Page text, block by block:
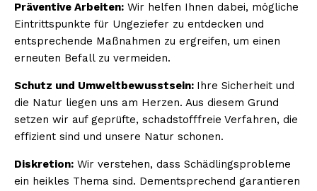
Präventive Arbeiten: Wir helfen Ihnen dabei, mögliche
Eintrittspunkte für Ungeziefer zu entdecken und
entsprechende Maßnahmen zu ergreifen, um einen
erneuten Befall zu vermeiden.
Schutz und Umweltbewusstsein: Ihre Sicherheit und
die Natur liegen uns am Herzen. Aus diesem Grund
setzen wir auf geprüfte, schadstofffreie Verfahren, die
effizient sind und unsere Natur schonen.
Diskretion: Wir verstehen, dass Schädlingsprobleme
ein heikles Thema sind. Dementsprechend garantieren